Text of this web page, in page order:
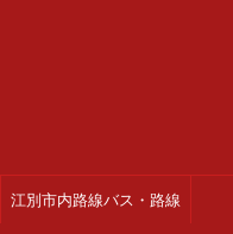
江別市内路線バス・路線